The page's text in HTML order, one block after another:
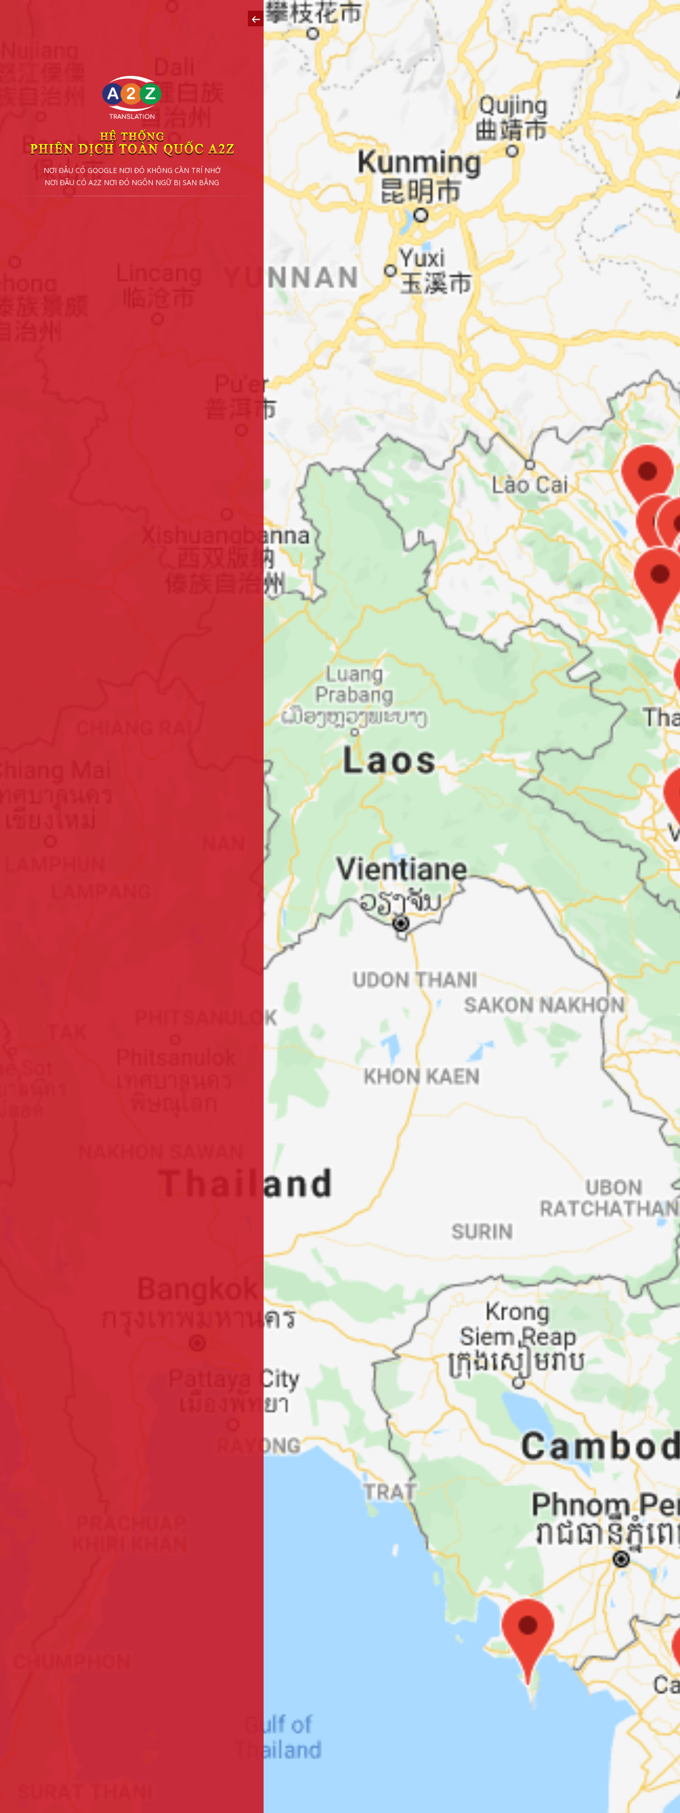
NƠI ĐÂU CÓ GOOGLE NƠI ĐÓ KHÔNG CẦN TRÍ NHỚ
NƠI ĐÂU CÓ A2Z NƠI ĐÓ NGÔN NGỮ BỊ SAN BẰNG